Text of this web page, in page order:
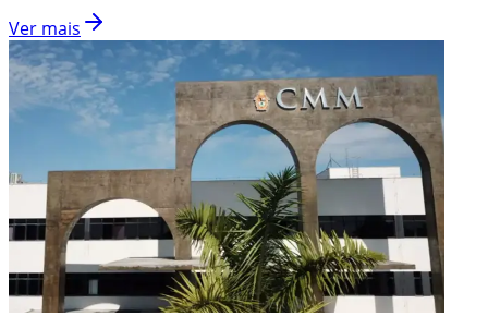
Ver mais